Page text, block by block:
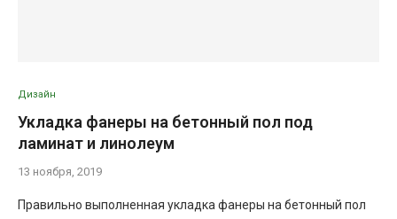
Дизайн
Укладка фанеры на бетонный пол под
ламинат и линолеум
13 ноября, 2019
Правильно выполненная укладка фанеры на бетонный пол